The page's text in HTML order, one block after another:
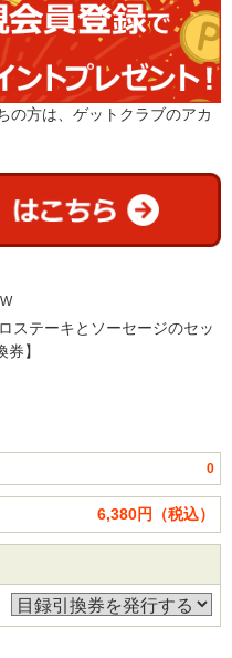
の方は、ゲットクラブのアカ
ステーキとソーセージのセッ
】
0
6,380円（税込）